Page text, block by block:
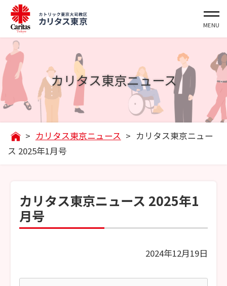
カリタス東京ニュース
> カリタス東京ニュース > カリタス東京ニュー
ス 2025年1月号
カリタス東京ニュース 2025年1
月号
2024年12月19日